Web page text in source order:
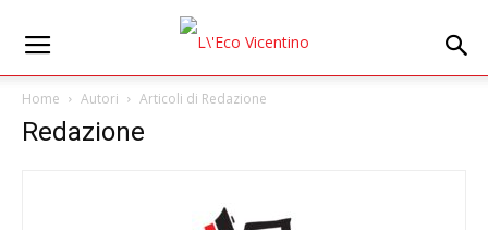
Home Autori Articoli di Redazione
Redazione